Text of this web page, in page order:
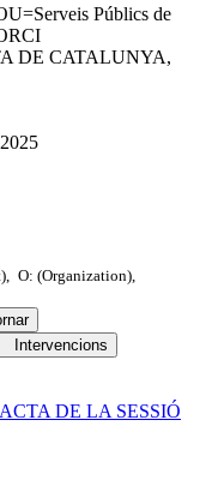
Públics de
DE CATALUNYA,
O: (Organization),
Intervencions
DE LA SESSIÓ